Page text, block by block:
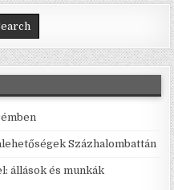
Százhalombattán
állások és munkák